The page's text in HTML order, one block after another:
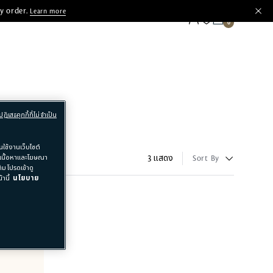
order.Learn more
3 แสดง Sort By
ช้งานเว็บไซต์
นื้อหาและโฆษณา
โปรดเข้าดู
านี้ นโยบาย
ปฏิเสธคุกกี้ที่ไม่จำเป็น